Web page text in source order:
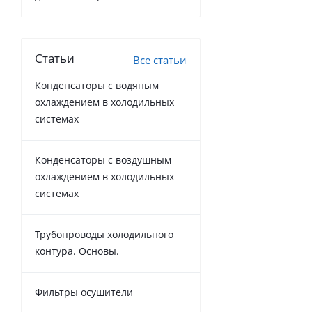
Статьи Все статьи
Конденсаторы с водяным
охлаждением в холодильных
системах
Конденсаторы с воздушным
охлаждением в холодильных
системах
Трубопроводы холодильного
контура. Основы.
Фильтры осушители